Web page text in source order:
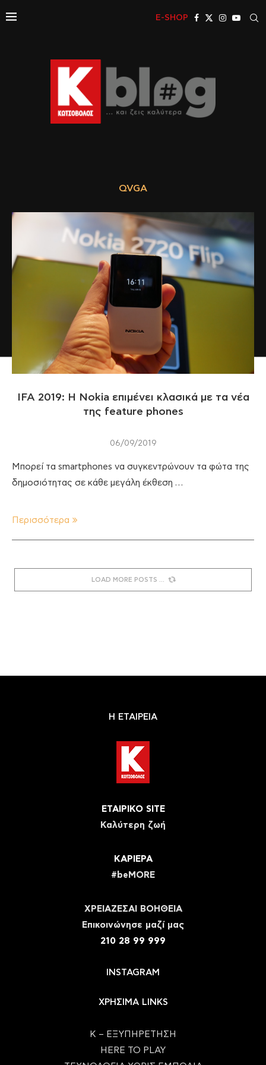
E-SHOP
QVGA
IFA 2019: Η Nokia επιμένει κλασικά με τα νέα
της feature phones
06/09/2019
Μπορεί τα smartphones να συγκεντρώνουν τα φώτα της
δημοσιότητας σε κάθε μεγάλη έκθεση …
Περισσότερα
LOAD MORE POSTS
Η ΕΤΑΙΡΕΙΑ
ΕΤΑΙΡΙΚΟ SITE
Καλύτερη ζωή
ΚΑΡΙΕΡΑ
#beMORE
ΧΡΕΙΑΖΕΣΑΙ ΒΟΗΘΕΙΑ
Eπικοινώνησε μαζί μας
210 28 99 999
INSTAGRAM
ΧΡΗΣΙΜΑ LINKS
Κ – ΕΞΥΠΗΡΕΤΗΣΗ
HERE TO PLAY